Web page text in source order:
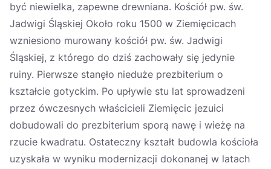
być niewielka, zapewne drewniana. Kościół pw. św.
Jadwigi Śląskiej Około roku 1500 w Ziemięcicach
wzniesiono murowany kościół pw. św. Jadwigi
Śląskiej, z którego do dziś zachowały się jedynie
ruiny. Pierwsze stanęło nieduże prezbiterium o
kształcie gotyckim. Po upływie stu lat sprowadzeni
przez ówczesnych właścicieli Ziemięcic jezuici
dobudowali do prezbiterium sporą nawę i wieżę na
rzucie kwadratu. Ostateczny kształt budowla kościoła
uzyskała w wyniku modernizacji dokonanej w latach